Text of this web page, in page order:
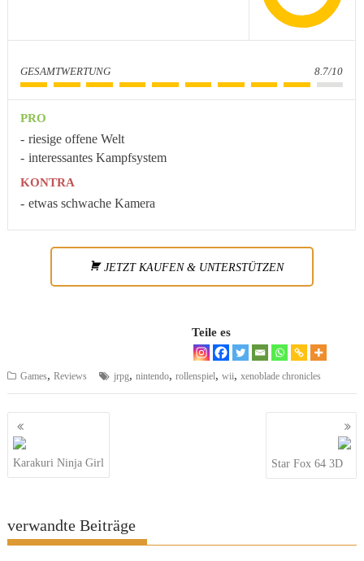
GESAMTWERTUNG 8.7/10
PRO
riesige offene Welt
interessantes Kampfsystem
KONTRA
etwas schwache Kamera
JETZT KAUFEN & UNTERSTÜTZEN
Teile es
Games,Reviews jrpg,nintendo,rollenspiel,wii,xenoblade chronicles
Beitragsnavigation
Karakuri Ninja Girl Star Fox 64 3D
verwandte Beiträge